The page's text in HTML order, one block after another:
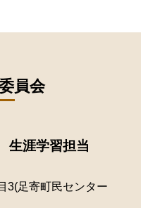
員会
生涯学習担当
3(足寄町民センター